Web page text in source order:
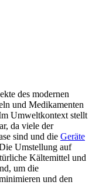
des modernen
und Medikamenten
Umweltkontext stellt
da viele der
sind und die Geräte
Umstellung auf
Kältemittel und
um die
und den